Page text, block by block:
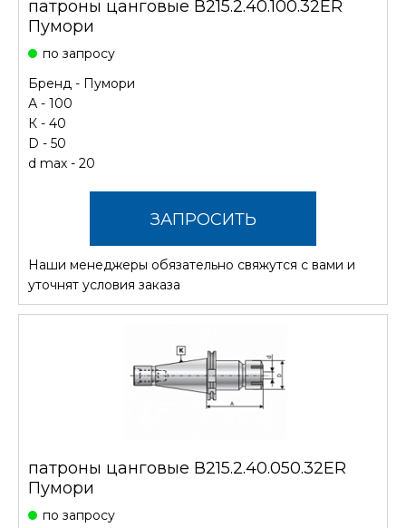
патроны цанговые В215.2.40.100.32ER
Пумори
по запросу
Бренд - Пумори
А - 100
К - 40
D - 50
d max - 20
ЗАПРОСИТЬ
СТОИМОСТЬ
Наши менеджеры обязательно свяжутся с вами и
уточнят условия заказа
патроны цанговые В215.2.40.050.32ER
Пумори
по запросу